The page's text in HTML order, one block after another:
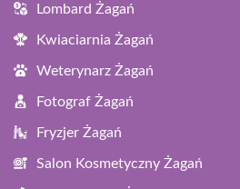
Lombard Żagań
Kwiaciarnia Żagań
Weterynarz Żagań
Fotograf Żagań
Fryzjer Żagań
Salon Kosmetyczny Żagań